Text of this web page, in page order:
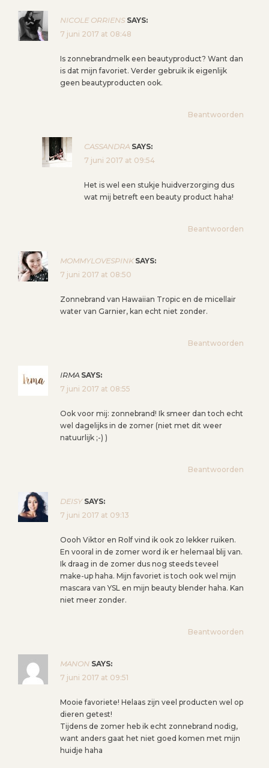
NICOLE ORRIENS SAYS:
7 juni 2017 at 08:48
Is zonnebrandmelk een beautyproduct? Want dan
is dat mijn favoriet. Verder gebruik ik eigenlijk
geen beautyproducten ook.
Beantwoorden
CASSANDRA SAYS:
7 juni 2017 at 09:54
Het is wel een stukje huidverzorging dus
wat mij betreft een beauty product haha!
Beantwoorden
MOMMYLOVESPINK SAYS:
7 juni 2017 at 08:50
Zonnebrand van Hawaiian Tropic en de micellair
water van Garnier, kan echt niet zonder.
Beantwoorden
IRMA SAYS:
7 juni 2017 at 08:55
Ook voor mij: zonnebrand! Ik smeer dan toch echt
wel dagelijks in de zomer (niet met dit weer
natuurlijk ;-) )
Beantwoorden
DEISY SAYS:
7 juni 2017 at 09:13
Oooh Viktor en Rolf vind ik ook zo lekker ruiken.
En vooral in de zomer word ik er helemaal blij van.
Ik draag in de zomer dus nog steeds teveel
make-up haha. Mijn favoriet is toch ook wel mijn
mascara van YSL en mijn beauty blender haha. Kan
niet meer zonder.
Beantwoorden
MANON SAYS:
7 juni 2017 at 09:51
Mooie favoriete! Helaas zijn veel producten wel op
dieren getest!
Tijdens de zomer heb ik echt zonnebrand nodig,
want anders gaat het niet goed komen met mijn
huidje haha